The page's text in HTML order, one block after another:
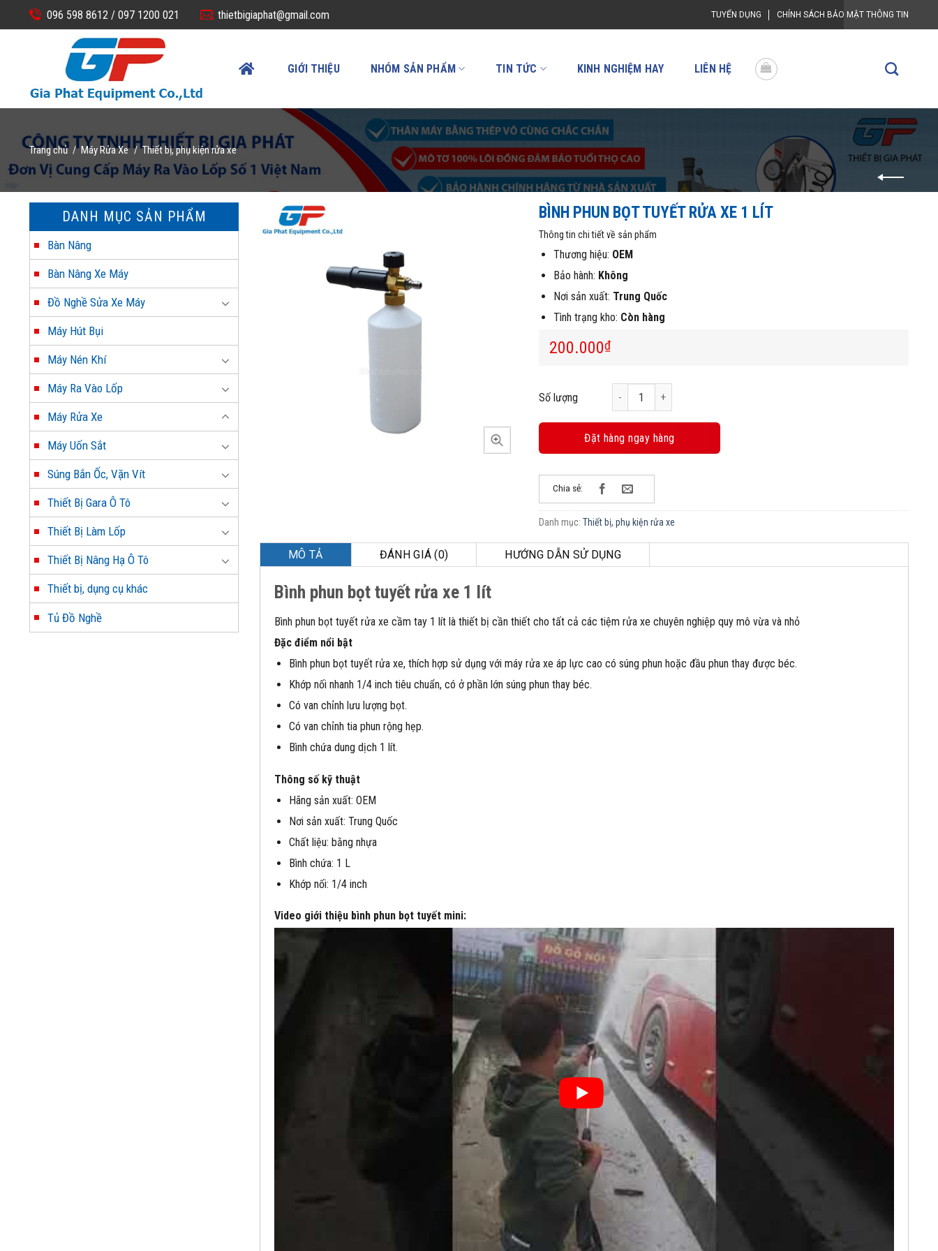
to
096 598 8612 / 097 1200 021 thietbigiaphat@gmail.com TUYỂN DỤNG CHÍNH SÁCH BẢO MẬT THÔNG TIN
GIỚI THIỆU NHÓM SẢN PHẨM TIN TỨC KINH NGHIỆM HAY LIÊN HỆ
Trang chủ / Máy Rửa Xe / Thiết bị, phụ kiện rửa xe
DANH MỤC SẢN PHẨM
Bàn Nâng
Bàn Nâng Xe Máy
Đồ Nghề Sửa Xe Máy
Máy Hút Bụi
Máy Nén Khí
Máy Ra Vào Lốp
Máy Rửa Xe
Máy Uốn Sắt
Súng Bắn Ốc, Vặn Vít
Thiết Bị Gara Ô Tô
Thiết Bị Làm Lốp
Thiết Bị Nâng Hạ Ô Tô
Thiết bị, dụng cụ khác
Tủ Đồ Nghề
BÌNH PHUN BỌT TUYẾT RỬA XE 1 LÍT
Thông tin chi tiết về sản phẩm
Thương hiệu: OEM
Bảo hành: Không
Nơi sản xuất: Trung Quốc
Tình trạng kho: Còn hàng
200.000₫
Số lượng Bình phun bọt tuyết rửa xe 1 lít số lượng
Đặt hàng ngay hàng
Chia sẻ:
Danh mục: Thiết bị, phụ kiện rửa xe
MÔ TẢ ĐÁNH GIÁ (0) HƯỚNG DẪN SỬ DỤNG
Bình phun bọt tuyết rửa xe 1 lít
Bình phun bọt tuyết rửa xe cầm tay 1 lít là thiết bị cần thiết cho tất cả các tiệm rửa xe chuyên nghiệp quy mô vừa và nhỏ
Đặc điểm nổi bật
Bình phun bọt tuyết rửa xe, thích hợp sử dụng với máy rửa xe áp lực cao có súng phun hoặc đầu phun thay được béc.
Khớp nối nhanh 1/4 inch tiêu chuẩn, có ở phần lớn súng phun thay béc.
Có van chỉnh lưu lượng bọt.
Có van chỉnh tia phun rộng hẹp.
Bình chứa dung dịch 1 lít.
Thông số kỹ thuật
Hãng sản xuất: OEM
Nơi sản xuất: Trung Quốc
Chất liệu: bằng nhựa
Bình chứa: 1 L
Khớp nối: 1/4 inch
Video giới thiệu bình phun bọt tuyết mini: